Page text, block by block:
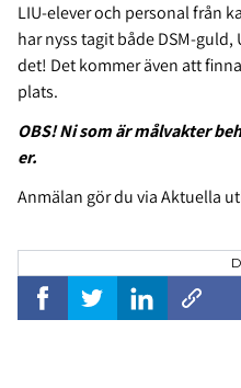
LIU-elever och personal från
har nyss tagit både DSM-guld,
det! Det kommer även att
plats.
OBS! Ni som är målvakter
er.
Anmälan gör du via Aktuella